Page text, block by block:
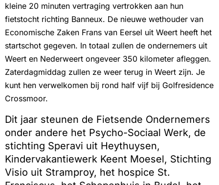
kleine 20 minuten vertraging vertrokken aan hun
fietstocht richting Banneux. De nieuwe wethouder van
Economische Zaken Frans van Eersel uit Weert heeft het
startschot gegeven. In totaal zullen de ondernemers uit
Weert en Nederweert ongeveer 350 kilometer afleggen.
Zaterdagmiddag zullen ze weer terug in Weert zijn. Je
kunt hen verwelkomen bij rond half vijf bij Golfresidence
Crossmoor.
Dit jaar steunen de Fietsende Ondernemers
onder andere het Psycho-Sociaal Werk, de
stichting Speravi uit Heythuysen,
Kindervakantiewerk Keent Moesel, Stichting
Visio uit Stramproy, het hospice St.